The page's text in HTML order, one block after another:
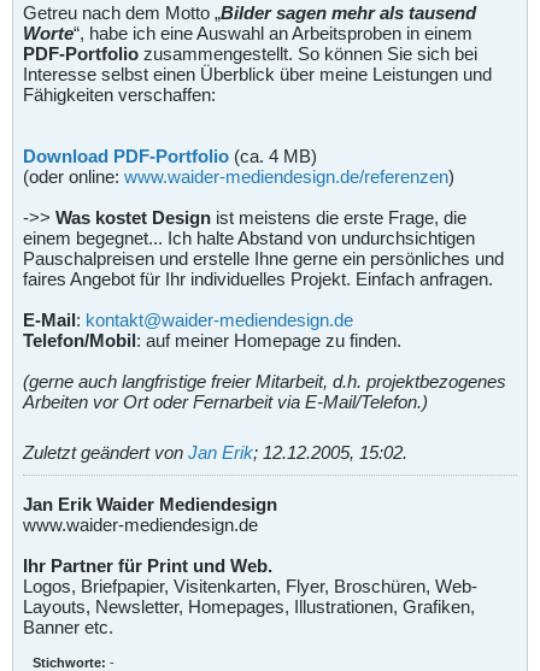
Getreu nach dem Motto „Bilder sagen mehr als tausend
Worte“, habe ich eine Auswahl an Arbeitsproben in einem
PDF-Portfolio zusammengestellt. So können Sie sich bei
Interesse selbst einen Überblick über meine Leistungen und
Fähigkeiten verschaffen:
Download PDF-Portfolio (ca. 4 MB)
(oder online: www.waider-mediendesign.de/referenzen)
->> Was kostet Design ist meistens die erste Frage, die
einem begegnet... Ich halte Abstand von undurchsichtigen
Pauschalpreisen und erstelle Ihne gerne ein persönliches und
faires Angebot für Ihr individuelles Projekt. Einfach anfragen.
E-Mail: kontakt@waider-mediendesign.de
Telefon/Mobil: auf meiner Homepage zu finden.
(gerne auch langfristige freier Mitarbeit, d.h. projektbezogenes
Arbeiten vor Ort oder Fernarbeit via E-Mail/Telefon.)
Zuletzt geändert von Jan Erik; 12.12.2005, 15:02.
Jan Erik Waider Mediendesign
www.waider-mediendesign.de
Ihr Partner für Print und Web.
Logos, Briefpapier, Visitenkarten, Flyer, Broschüren, Web-
Layouts, Newsletter, Homepages, Illustrationen, Grafiken,
Banner etc.
Stichworte: -